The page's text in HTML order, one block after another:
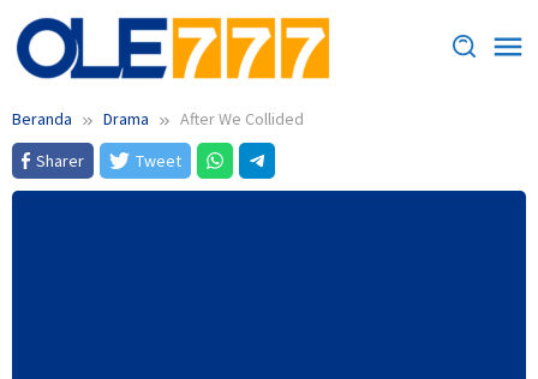
Loncat
ke
konten
Beranda Drama
After We Collided
Sharer
Tweet